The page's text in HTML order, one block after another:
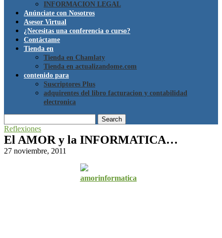
INFORMACION LEGAL
Anúnciate con Nosotros
Asesor Virtual
¿Necesitas una conferencia o curso?
Contáctame
Tienda en
Tienda en Chamlaty
Tienda en actualizandome.com
contenido para
Suscriptores Plus
adquirentes del libro facturacion y contabilidad
electronica
Search
Reflexiones
El AMOR y la INFORMATICA…
27 noviembre, 2011